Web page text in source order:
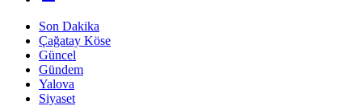
Son Dakika
Çağatay Köse
Güncel
Gündem
Yalova
Siyaset